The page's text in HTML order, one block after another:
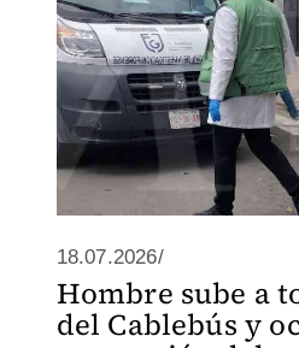
18.07.2026/
Hombre sube a
del Cablebús y